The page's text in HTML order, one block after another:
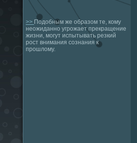
>> Подобным же образом те, кому
неожиданно угрожает прекращение
жизни, могут испытывать резкий
рост внимания сознания к
прошлому.